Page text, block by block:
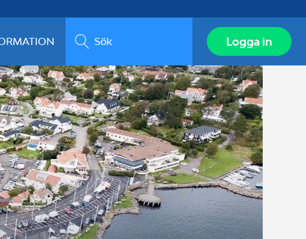
Sök Logga in